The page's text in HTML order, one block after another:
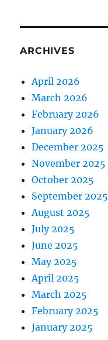
ARCHIVES
April 2026
March 2026
February 2026
January 2026
December 2025
November 2025
October 2025
September 2025
August 2025
July 2025
June 2025
May 2025
April 2025
March 2025
February 2025
January 2025